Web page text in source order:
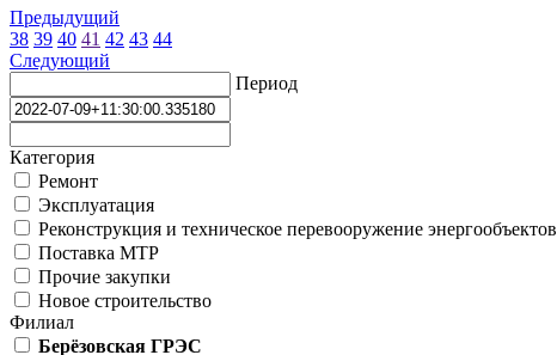
Предыдущий
38 39 40 41 42 43 44
Следующий
Период
Категория
Ремонт
Эксплуатация
Реконструкция и техническое перевооружение энергообъектов
Поставка МТР
Прочие закупки
Новое строительство
Филиал
Берёзовская ГРЭС